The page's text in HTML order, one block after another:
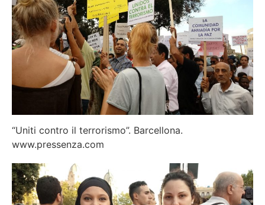
“Uniti contro il terrorismo”. Barcellona.
www.pressenza.com